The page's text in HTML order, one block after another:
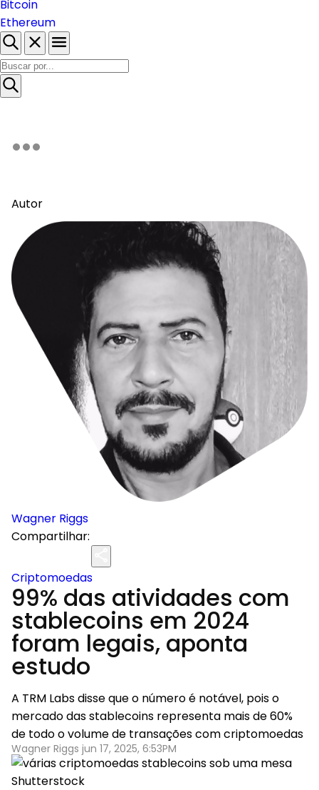
Bitcoin
Ethereum
Autor
Wagner Riggs
Compartilhar:
Criptomoedas
99% das atividades com
stablecoins em 2024
foram legais, aponta
estudo
A TRM Labs disse que o número é notável, pois o
mercado das stablecoins representa mais de 60%
de todo o volume de transações com criptomoedas
Wagner Riggs jun 17, 2025, 6:53PM
Shutterstock